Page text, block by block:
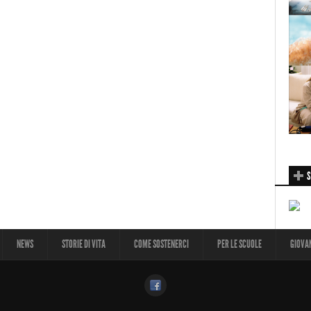
NEWS STORIE DI VITA COME SOSTENERCI PER LE SCUOLE